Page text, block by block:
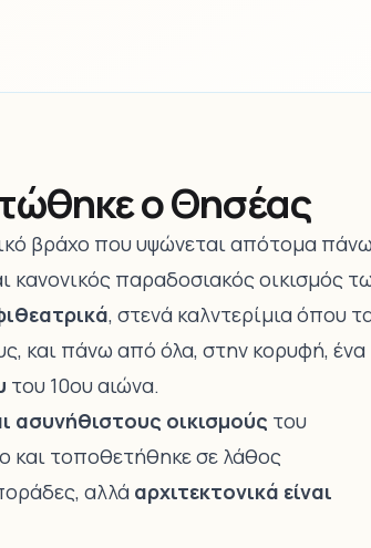
ο Θησέας
βράχο που υψώνεται απότομα πάνω
κανονικός παραδοσιακός οικισμός
, στενά καλντερίμια όπου
και πάνω από όλα, στην κορυφή, ένα
του 10ου αιώνα.
ασυνήθιστους οικισμούς του
και τοποθετήθηκε σε λάθος
αλλά αρχιτεκτονικά είναι